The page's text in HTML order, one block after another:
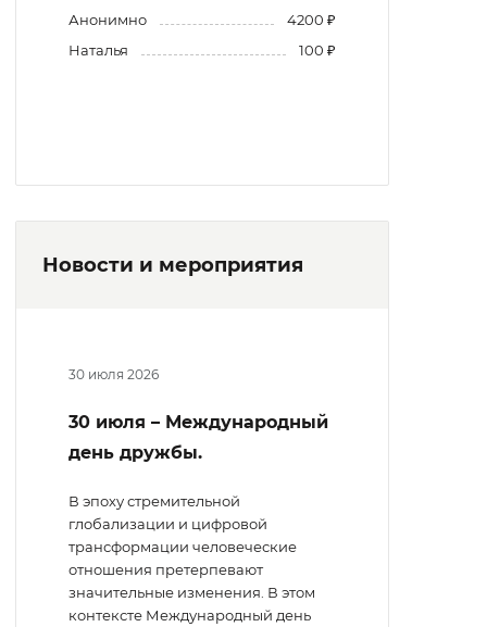
Анонимно
4200 ₽
Наталья
100 ₽
Новости и мероприятия
30 июля 2026
30 июля – Международный
день дружбы.
В эпоху стремительной
глобализации и цифровой
трансформации человеческие
отношения претерпевают
значительные изменения. В этом
контексте Международный день